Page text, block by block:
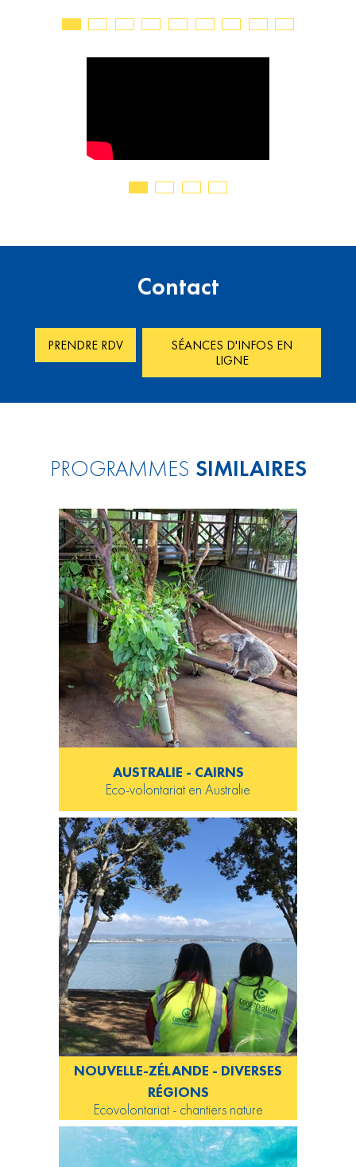
Contact
PRENDRE RDV
SÉANCES D'INFOS EN
LIGNE
PROGRAMMES SIMILAIRES
AUSTRALIE - CAIRNS
Eco-volontariat en Australie
NOUVELLE-ZÉLANDE - DIVERSES
RÉGIONS
Ecovolontariat - chantiers nature